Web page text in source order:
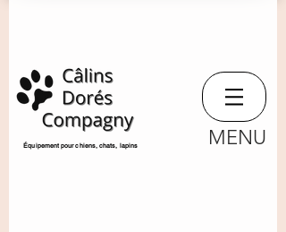
​Équipement pour chiens, chats, lapins MENU